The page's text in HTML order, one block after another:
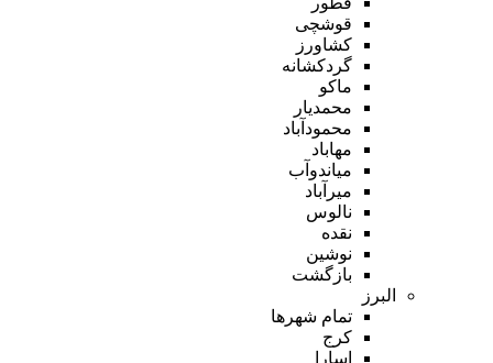
قوشچی
کشاورز
گردکشانه
ماکو
محمدیار
محمودآباد
مهاباد
میاندوآب
میرآباد
نالوس
نقده
نوشین
بازگشت
البرز
تمام شهر‌ها
کرج
اسارا